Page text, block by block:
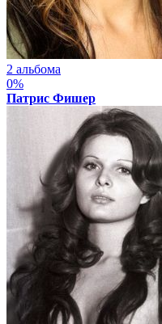
2 альбома
0%
Патрис Фишер